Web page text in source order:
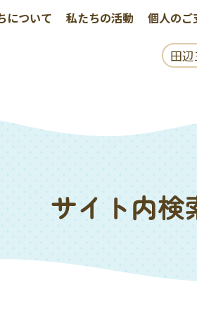
について 私たちの活動 個人のご
サイト内検